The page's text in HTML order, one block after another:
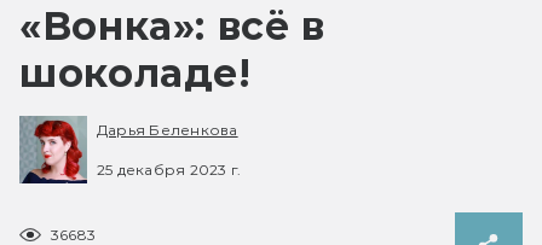
«Вонка»: всё в
шоколаде!
Дарья Беленкова
25 декабря 2023 г.
36683